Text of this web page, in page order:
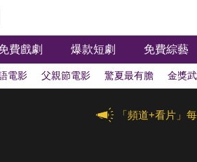
費戲劇 爆款短劇 免費綜藝
電影 父親節電影 驚夏最有膽 金獎
「頻道+看片」